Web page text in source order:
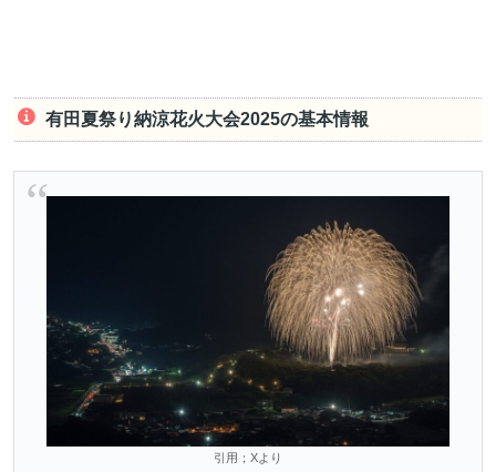
有田夏祭り納涼花火大会2025の基本情報
引用；Xより